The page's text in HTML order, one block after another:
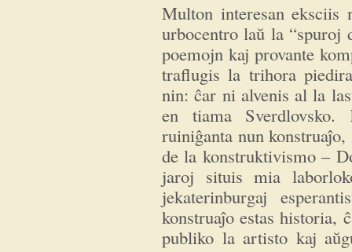
Multon interesan
urbocentro laŭ la “spuroj
poemojn kaj provante
traflugis la trihora
nin: ĉar ni alvenis al la
en tiama
ruiniĝanta nun
de la konstruktivismo –
jaroj situis mia
jekaterinburgaj
konstruaĵo estas historia,
publiko la artisto kaj